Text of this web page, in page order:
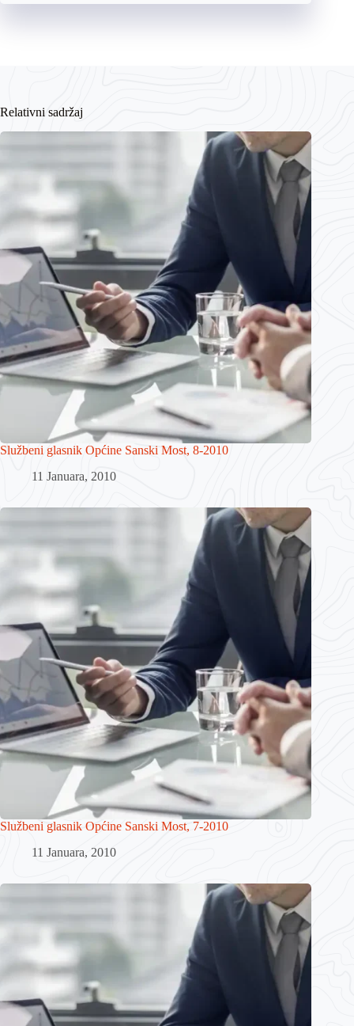
Relativni sadržaj
Službeni glasnik Općine Sanski Most, 8-2010
11 Januara, 2010
Službeni glasnik Općine Sanski Most, 7-2010
11 Januara, 2010